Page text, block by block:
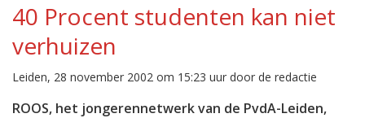
40 Procent studenten kan niet
verhuizen
Leiden, 28 november 2002 om 15:23 uur door de redactie
ROOS, het jongerennetwerk van de PvdA-Leiden,